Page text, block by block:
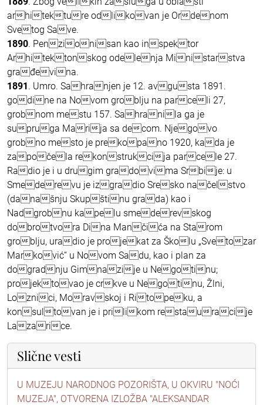
arhitekture odlikovan je Ordenom
Svetog Save.
1890. Penzionisan kao inspektor
Arhitektonskog odelenja Ministarstva
građevina.
1891. Umro. Sahranjen je 12. avgusta 1891.
godine na Novom groblju na parceli 27,
grobnom mestu 157. Sahranila ga je
supruga Marija sa decom. Njegovo
grobno mesto je prekopano 1920, kada je
započela rekonstrukcija parcele 27.
Radio je i u drugim gradovima Srbije: u
Smederevu je izgradio Sresko načelstvo
(današnju Skupštinu grada) kao i
Nadgrobnu kapelu smederevskog
dobrotvora Dina Mančića na Starom
groblju, uradio je projekat za Školu „Svetozar
Marković“ u Novom Sadu, kao i plan za
dogradnju Gimnazije u Negotinu;
projektovao je crkve u Negotinu, Žlni,
Loznici, Moravskoj i Ritopeku, a
konsultovan je i prilikom restauracije
Lazarice.
Slične vesti
U MUZEJU NARODNOG POZORIŠTA, U OKVIRU "NOĆI
MUZEJA", OTVORENA IZLOŽBA "ALEKSANDAR